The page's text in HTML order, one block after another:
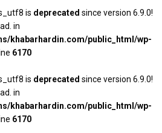
is deprecated since version 6.9.0!
in
khabarhardin.com/public_html/wp-
6170
is deprecated since version 6.9.0!
in
khabarhardin.com/public_html/wp-
6170